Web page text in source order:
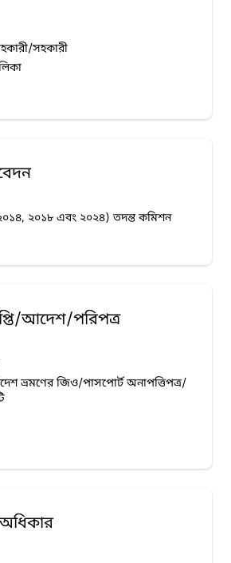
সহকারী
২০১৮ এবং ২০২৪) তদন্ত কমিশন
আদেশ/পরিপত্র
ভ্রমণের জিও/পাসপোর্ট অনাপত্তিপত্র/